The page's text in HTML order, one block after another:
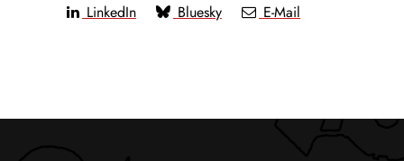
LinkedIn
Bluesky E-Mail